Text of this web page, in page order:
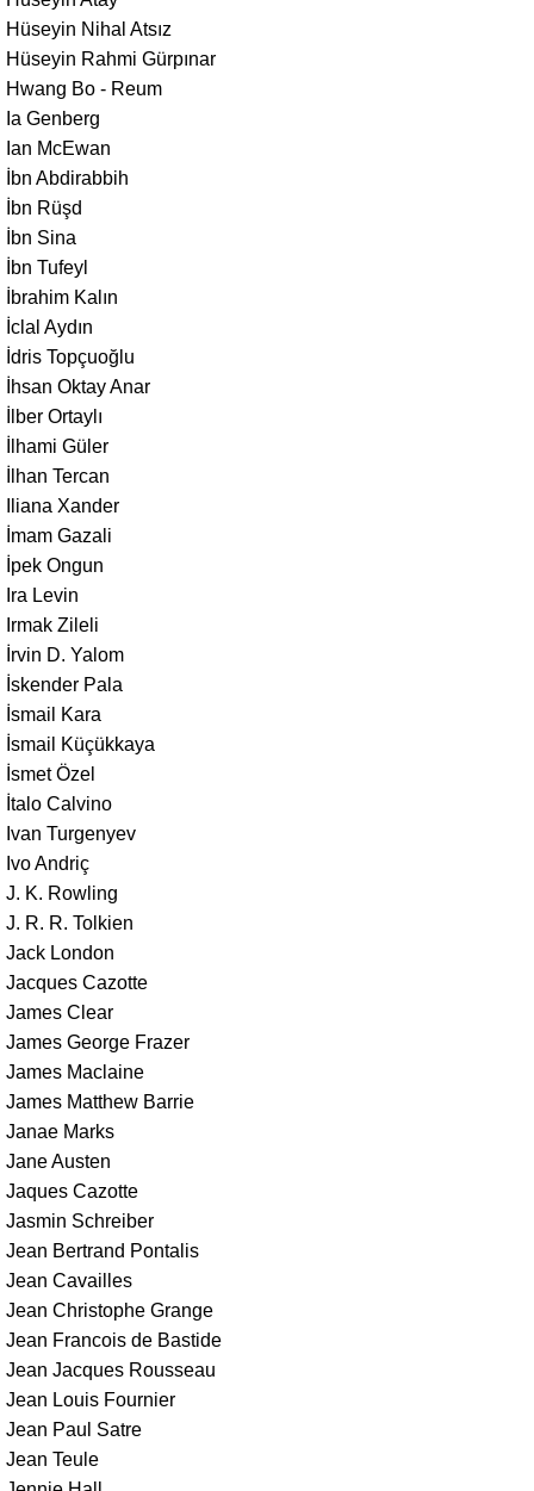
Hüseyin Nihal Atsız
Hüseyin Rahmi Gürpınar
Hwang Bo - Reum
Ia Genberg
Ian McEwan
İbn Abdirabbih
İbn Rüşd
İbn Sina
İbn Tufeyl
İbrahim Kalın
İclal Aydın
İdris Topçuoğlu
İhsan Oktay Anar
İlber Ortaylı
İlhami Güler
İlhan Tercan
Iliana Xander
İmam Gazali
İpek Ongun
Ira Levin
Irmak Zileli
İrvin D. Yalom
İskender Pala
İsmail Kara
İsmail Küçükkaya
İsmet Özel
İtalo Calvino
Ivan Turgenyev
Ivo Andriç
J. K. Rowling
J. R. R. Tolkien
Jack London
Jacques Cazotte
James Clear
James George Frazer
James Maclaine
James Matthew Barrie
Janae Marks
Jane Austen
Jaques Cazotte
Jasmin Schreiber
Jean Bertrand Pontalis
Jean Cavailles
Jean Christophe Grange
Jean Francois de Bastide
Jean Jacques Rousseau
Jean Louis Fournier
Jean Paul Satre
Jean Teule